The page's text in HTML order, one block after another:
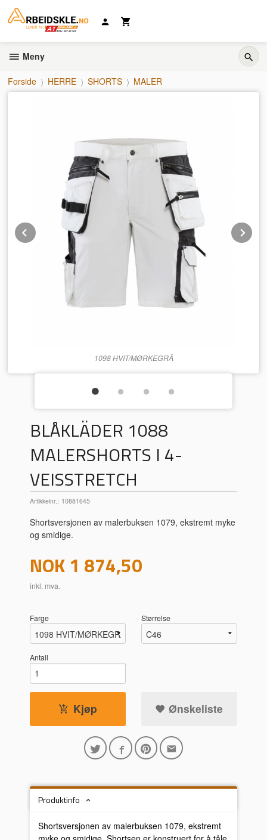
innholdet
Meny
Forside HERRE SHORTS MALER
1098 HVIT/MØRKEGRÅ
Prev
BLÅKLÄDER 1088
MALERSHORTS I 4-
VEISSTRETCH
Artikkelnr.: 10881645
Shortsversjonen av malerbuksen 1079, ekstremt myke
og smidige.
Pris
NOK1 874,50
inkl. mva.
Farge Størrelse
Antall
Kjøp Ønskeliste
Produktinfo
Shortsversjonen av malerbuksen 1079, ekstremt